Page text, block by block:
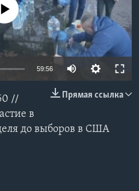
currently available
59:56
Прямая ссылка
//
в
до выборов в США